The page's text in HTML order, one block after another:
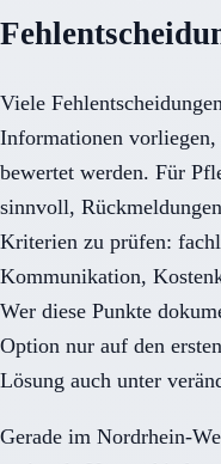
Viele
Informationen
bewertet werden. Für
sinnvoll,
Kriterien zu prüfen:
Kommunikation,
Wer diese Punkte
Option nur auf den
Lösung auch unter
Gerade im Nordrhein-